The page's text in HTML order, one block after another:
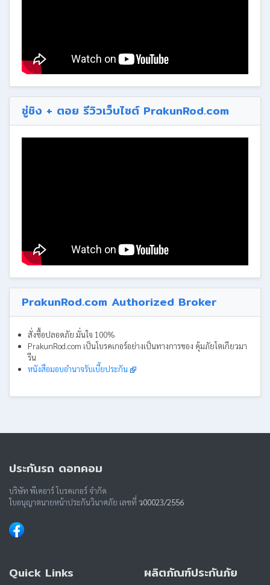
ซู่ชิง + ตอย รีวิวเว็บไซต์ PrakunRod.com
PrakunRod.com Authorized Broker
สั่งซื้อปลอดภัย มั่นใจ 100%
PrakunRod.com เป็นโบรคเกอร์อย่างเป็นทางการของ คุ้มภัยโตเกียวมา
รีน
หนังสือมอบอำนาจรับเบี้ยประกัน
ประกันรถ ดอทคอม
บริษัท พีเคอาร์ โบรคเกอร์ จำกัด
ใบอนุญาตนายหน้าประกันวินาศภัย เลขที่ ว00023/2556
Quick Links ผลิตภัณฑ์ประกันภัย